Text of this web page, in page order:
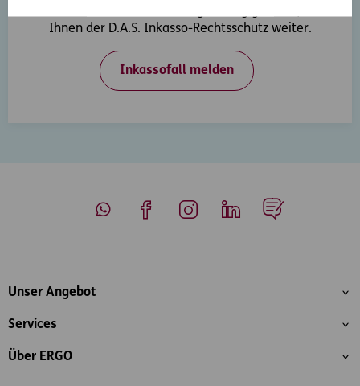
Ihnen der D.A.S. Inkasso-Rechtsschutz weiter.
Inkassofall melden
Inhaltsübersicht
Unser Angebot
Services
Über ERGO